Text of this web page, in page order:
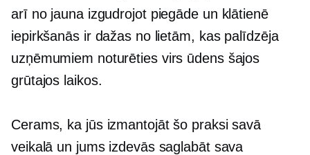
arī no jauna izgudrojotpiegāde un klātienē
iepirkšanās ir dažas no lietām, kas palīdzēja
uzņēmumiem noturēties virs ūdens šajos
grūtajos laikos.
Cerams, ka jūs izmantojāt šo praksi savā
veikalā un jums izdevās saglabāt sava